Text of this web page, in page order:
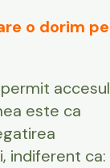
o dorim pe
accesul
este ca
indiferent ca: